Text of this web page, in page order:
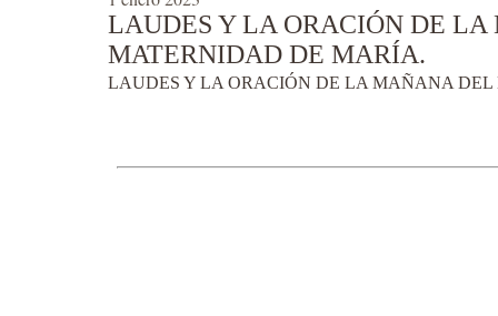
LAUDES Y LA ORACIÓN DE LA
MATERNIDAD DE MARÍA.
LAUDES Y LA ORACIÓN DE LA MAÑANA